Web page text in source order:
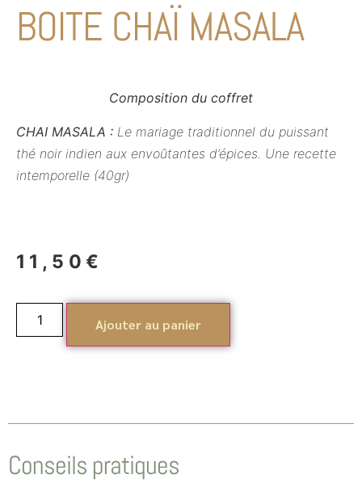
BOITE CHAÏ MASALA
Composition du coffret
CHAI MASALA : Le mariage traditionnel du puissant
thé noir indien aux envoûtantes d’épices. Une recette
intemporelle (40gr)
11,50 €
Ajouter au panier
Conseils pratiques